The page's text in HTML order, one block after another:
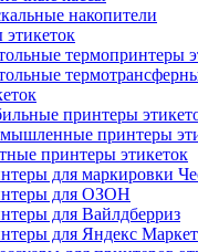
накопители
термопринтеры
принтеры
принтеры
принтеры этикеток
для маркировки
для ОЗОН
для Вайлдберриз
для Яндекс Маркет